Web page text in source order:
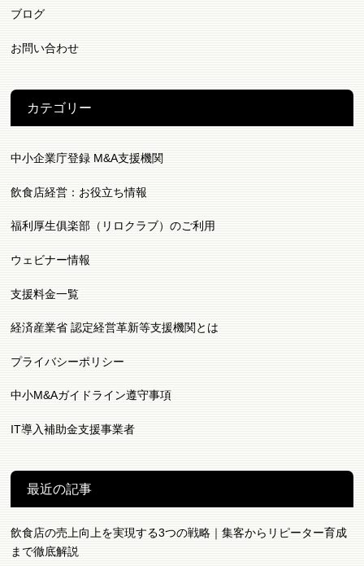
ブログ
お問い合わせ
カテゴリー
中小企業庁登録 M&A支援機関
飲食店経営：お役立ち情報
福利厚生俱楽部（リロクラブ）のご利用
ウェビナー情報
支援料金一覧
経済産業省 認定経営革新等支援機関とは
プライバシーポリシー
中小M&Aガイドライン遵守事項
IT導入補助金支援事業者
最近の記事
飲食店の売上向上を実現する3つの戦略｜集客からリピーター育成
まで徹底解説